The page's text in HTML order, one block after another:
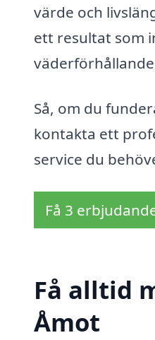
värde och
ett resultat som
Så, om du
kontakta ett
service du
Få 3
Få alltid
Åmot